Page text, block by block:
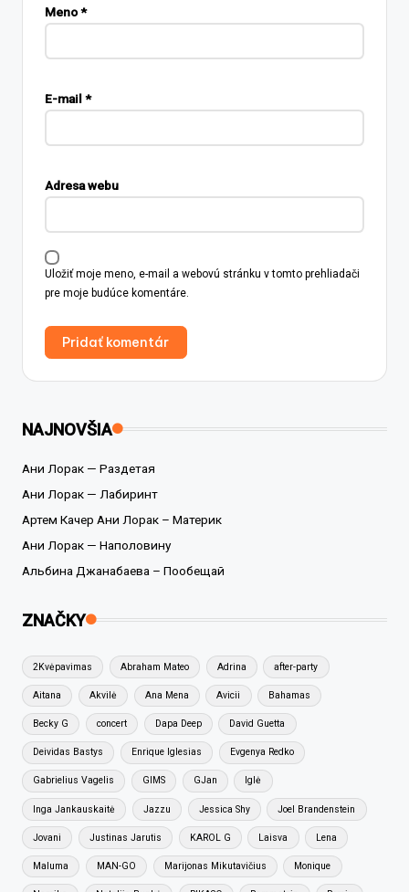
Meno*
E-mail *
Adresa webu
Uložiť moje meno, e-mail a webovú stránku v tomto prehliadači
pre moje budúce komentáre.
NAJNOVŠIA
Ани Лорак — Раздетая
Ани Лорак — Лабиринт
Артем Качер Ани Лорак – Материк
Ани Лорак — Наполовину
Альбина Джанабаева – Пообещай
ZNAČKY
2Kvėpavimas Abraham Mateo Adrina after-party
Aitana Akvilė Ana Mena Avicii Bahamas
Becky G concert Dapa Deep David Guetta
Deividas Bastys Enrique Iglesias Evgenya Redko
Gabrielius Vagelis GIMS GJan Iglė
Inga Jankauskaitė Jazzu Jessica Shy Joel Brandenstein
Jovani Justinas Jarutis KAROL G Laisva Lena
Maluma MAN-GO Marijonas Mikutavičius Monique